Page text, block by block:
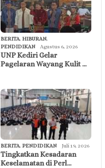
BERITA, HIBURAN,
PENDIDIKAN
Agustus 6, 2026
UNP Kediri Gelar
Pagelaran Wayang Kulit …
BERITA, PENDIDIKAN Juli 19, 2026
Tingkatkan Kesadaran
Keselamatan di Perl…